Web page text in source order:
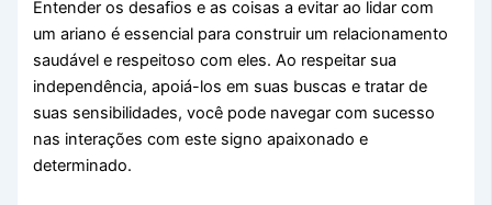
Entender os desafios e as coisas a evitar ao lidar com
um ariano é essencial para construir um relacionamento
saudável e respeitoso com eles. Ao respeitar sua
independência, apoiá-los em suas buscas e tratar de
suas sensibilidades, você pode navegar com sucesso
nas interações com este signo apaixonado e
determinado.